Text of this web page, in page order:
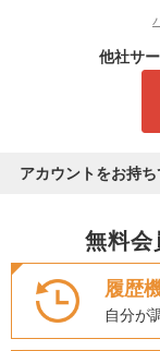
他社サ
アカウントをお持
無料会
履歴
自分が